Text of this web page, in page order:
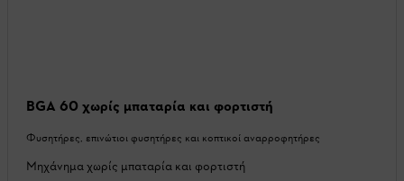
BGA 60 χωρίς μπαταρία και φορτιστή
Φυσητήρες, επινώτιοι φυσητήρες και κοπτικοί αναρροφητήρες
Μηχάνημα χωρίς μπαταρία και φορτιστή